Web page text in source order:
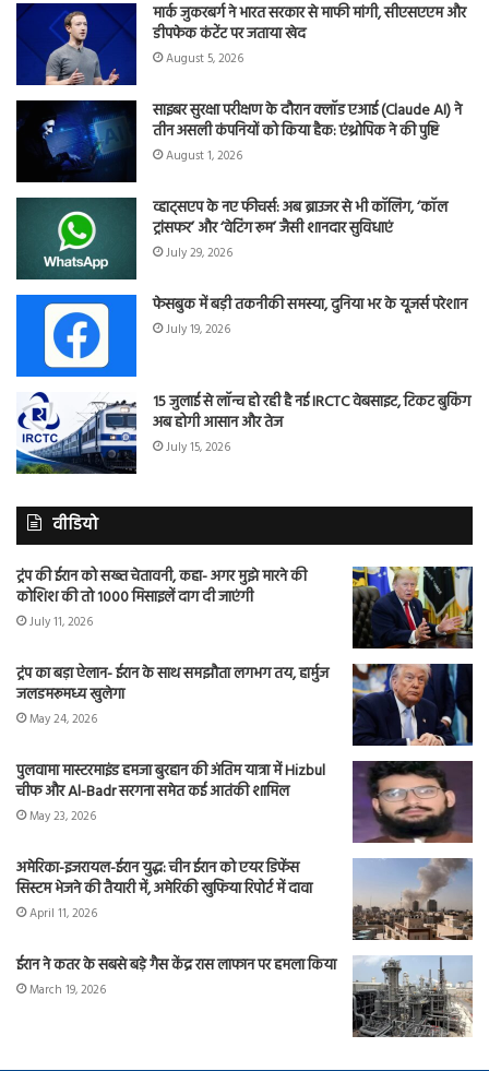
मार्क जुकरबर्ग ने भारत सरकार से माफी मांगी, सीएसएएम और
डीपफेक कंटेंट पर जताया खेद
August 5, 2026
साइबर सुरक्षा परीक्षण के दौरान क्लॉड एआई (Claude AI) ने
तीन असली कंपनियों को किया हैक: एंथ्रोपिक ने की पुष्टि
August 1, 2026
व्हाट्सएप के नए फीचर्स: अब ब्राउजर से भी कॉलिंग, ‘कॉल
ट्रांसफर’ और ‘वेटिंग रूम’ जैसी शानदार सुविधाएं
July 29, 2026
फेसबुक में बड़ी तकनीकी समस्या, दुनिया भर के यूजर्स परेशान
July 19, 2026
15 जुलाई से लॉन्च हो रही है नई IRCTC वेबसाइट, टिकट बुकिंग
अब होगी आसान और तेज
July 15, 2026
वीडियो
ट्रंप की ईरान को सख्त चेतावनी, कहा- अगर मुझे मारने की
कोशिश की तो 1000 मिसाइलें दाग दी जाएंगी
July 11, 2026
ट्रंप का बड़ा ऐलान- ईरान के साथ समझौता लगभग तय, हार्मुज
जलडमरूमध्य खुलेगा
May 24, 2026
पुलवामा मास्टरमाइंड हमजा बुरहान की अंतिम यात्रा में Hizbul
चीफ और Al-Badr सरगना समेत कई आतंकी शामिल
May 23, 2026
अमेरिका-इजरायल-ईरान युद्ध: चीन ईरान को एयर डिफेंस
सिस्टम भेजने की तैयारी में, अमेरिकी खुफिया रिपोर्ट में दावा
April 11, 2026
ईरान ने कतर के सबसे बड़े गैस केंद्र रास लाफान पर हमला किया
March 19, 2026